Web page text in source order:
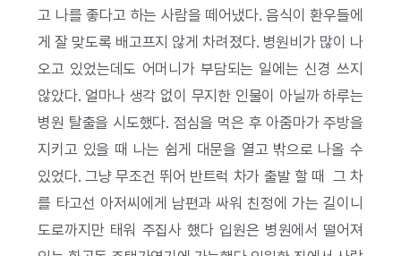
고 나를 좋다고 하는 사람을 떼어냈다. 음식이 환우들에
게 잘 맞도록 배고프지 않게 차려졌다. 병원비가 많이 나
오고 있었는데도 어머니가 부담되는 일에는 신경 쓰지
않았다. 얼마나 생각 없이 무지한 인물이 아닐까 하루는
병원 탈출을 시도했다. 점심을 먹은 후 아줌마가 주방을
지키고 있을 때 나는 쉽게 대문을 열고 밖으로 나올 수
있었다. 그냥 무조건 뛰어 반트럭 차가 출발 할 때 그 차
를 타고선 아저씨에게 남편과 싸워 친정에 가는 길이니
도로까지만 태워 주집사 했다 입원은 병원에서 떨어져